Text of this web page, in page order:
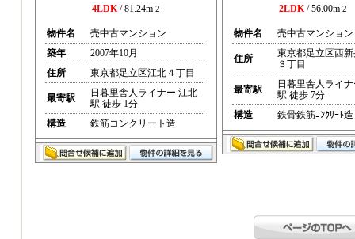
4LDK/ 81.24m 2
物件名
売中古マンション
築年
2007年10月
住所
東京都足立区江北４丁目
最寄駅
日暮里舎人ライナー 江北
駅 徒歩 1分
構造
鉄筋コンクリート造
2LDK/ 56.00m 2
物件名 売中古マンション
住所
東京都足立区西
３丁目
最寄駅
日暮里舎人ライ
駅 徒歩 7分
構造
鉄骨鉄筋ｺﾝｸﾘｰﾄ造